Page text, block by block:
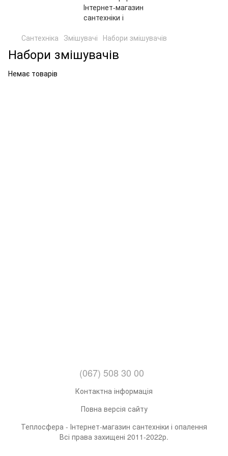
Сантехніка Змішувачі Набори змішувачів
Набори змішувачів
Немає товарів
(067) 508 30 00
Контактна інформація
Повна версія сайту
Теплосфера - Інтернет-магазин сантехніки і опалення
Всі права захищені 2011-2022р.